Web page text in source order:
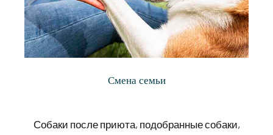
Смена семьи
Собаки после приюта, подобранные собаки,